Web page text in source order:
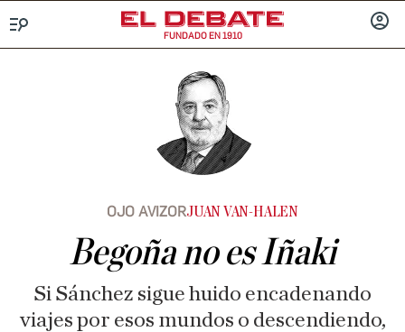
FUNDADO EN 1910
OJO AVIZORJUAN VAN-HALEN
Begoña no es Iñaki
Si Sánchez sigue huido encadenando
viajes por esos mundos o descendiendo,